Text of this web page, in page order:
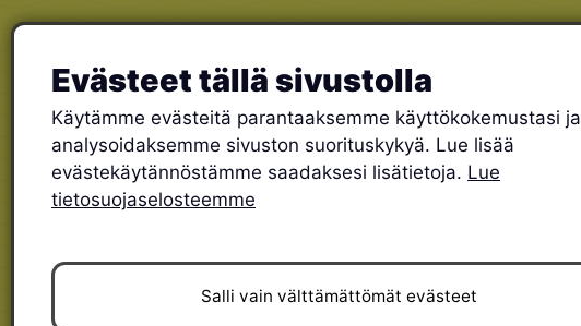
Evästeet tällä sivustolla
Käytämme evästeitä parantaaksemme käyttökokemustasi ja
analysoidaksemme sivuston suorituskykyä. Lue lisää
evästekäytännöstämme saadaksesi lisätietoja. Lue
tietosuojaselosteemme
Salli vain välttämättömät evästeet